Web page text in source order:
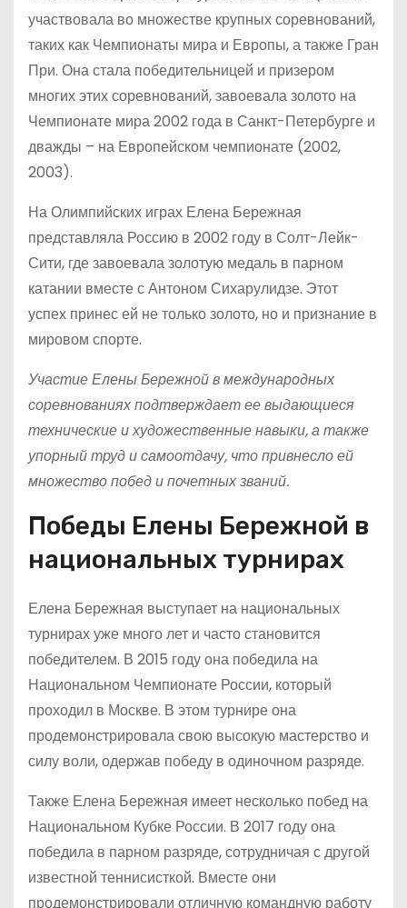
участвовала во множестве крупных соревнований,
таких как Чемпионаты мира и Европы, а также Гран
При. Она стала победительницей и призером
многих этих соревнований, завоевала золото на
Чемпионате мира 2002 года в Санкт-Петербурге и
дважды – на Европейском чемпионате (2002,
2003).
На Олимпийских играх Елена Бережная
представляла Россию в 2002 году в Солт-Лейк-
Сити, где завоевала золотую медаль в парном
катании вместе с Антоном Сихарулидзе. Этот
успех принес ей не только золото, но и признание в
мировом спорте.
Участие Елены Бережной в международных
соревнованиях подтверждает ее выдающиеся
технические и художественные навыки, а также
упорный труд и самоотдачу, что привнесло ей
множество побед и почетных званий.
Победы Елены Бережной в
национальных турнирах
Елена Бережная выступает на национальных
турнирах уже много лет и часто становится
победителем. В 2015 году она победила на
Национальном Чемпионате России, который
проходил в Москве. В этом турнире она
продемонстрировала свою высокую мастерство и
силу воли, одержав победу в одиночном разряде.
Также Елена Бережная имеет несколько побед на
Национальном Кубке России. В 2017 году она
победила в парном разряде, сотрудничая с другой
известной теннисисткой. Вместе они
продемонстрировали отличную командную работу